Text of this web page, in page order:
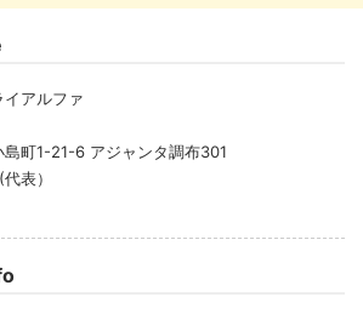
アルファ
町1-21-6 アジャンタ調布301
表）